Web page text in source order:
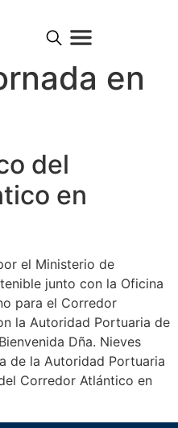
en
del
en
el Ministerio de
junto con la Oficina
para el Corredor
la Autoridad Portuaria de
Dña. Nieves
de la Autoridad Portuaria
Corredor Atlántico en